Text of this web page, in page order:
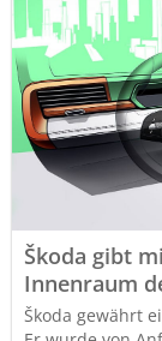
Škoda gibt
Innenraum
Škoda gewährt